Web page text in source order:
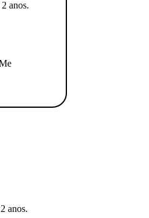
anos.
anos.